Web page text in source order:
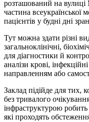
розташований на
частина всеукраїнської
пацієнтів у будні дні
Тут можна здати різні
загальноклінічні,
для діагностики й
аналізи крові,
направленням або
Заклад підійде для тих,
без тривалого
інфраструктурою робить
які проходять